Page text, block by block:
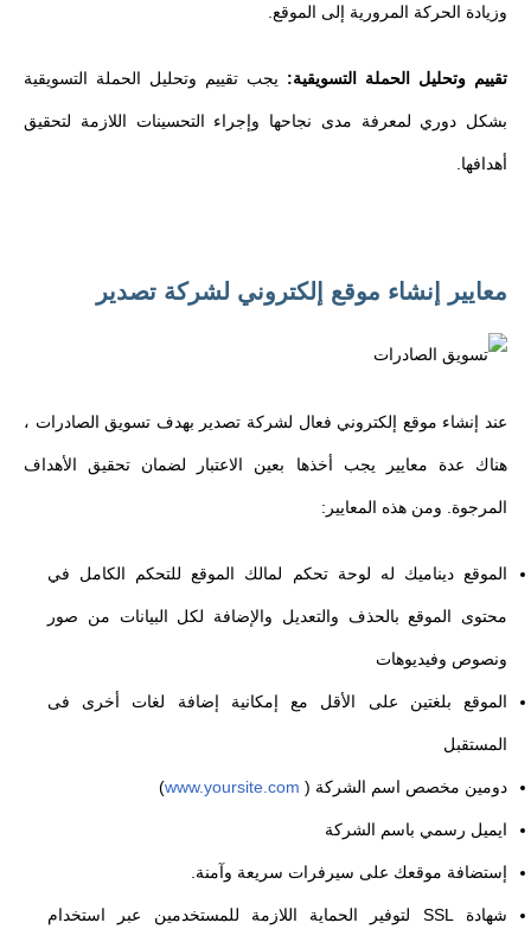
وزيادة الحركة المرورية إلى الموقع.
تقييم وتحليل الحملة التسويقية: يجب تقييم وتحليل الحملة التسويقية
بشكل دوري لمعرفة مدى نجاحها وإجراء التحسينات اللازمة لتحقيق
أهدافها.
معايير إنشاء موقع إلكتروني لشركة تصدير
عند إنشاء موقع إلكتروني فعال لشركة تصدير بهدف تسويق الصادرات ،
هناك عدة معايير يجب أخذها بعين الاعتبار لضمان تحقيق الأهداف
المرجوة. ومن هذه المعايير:
الموقع ديناميك له لوحة تحكم لمالك الموقع للتحكم الكامل في
محتوى الموقع بالحذف والتعديل والإضافة لكل البيانات من صور
ونصوص وفيديوهات
الموقع بلغتين على الأقل مع إمكانية إضافة لغات أخرى فى
المستقبل
دومين مخصص اسم الشركة ( www.yoursite.com
)
ايميل رسمي باسم الشركة
إستضافة موقعك على سيرفرات سريعة وآمنة.
شهادة SSL لتوفير الحماية اللازمة للمستخدمين عبر استخدام